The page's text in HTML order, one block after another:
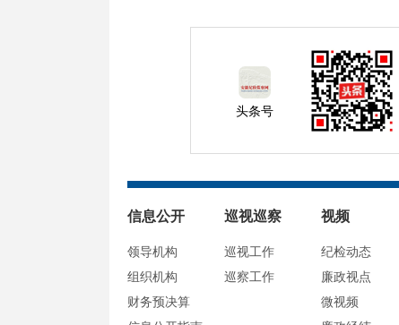
头条号
信息公开
领导机构
组织机构
财务预决算
巡视巡察
巡视工作
巡察工作
视频
纪检动态
廉政视点
微视频